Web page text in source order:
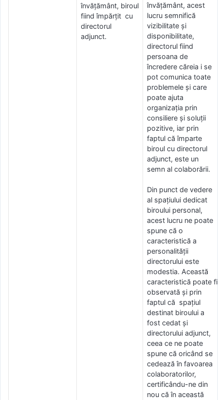
învățământ, biroul
fiind împărțit cu
directorul
adjunct.
învățământ, acest
lucru semnifică
vizibilitate și
disponibilitate,
directorul fiind
persoana de
încredere căreia i se
pot comunica toate
problemele și care
poate ajuta
organizația prin
consiliere și soluții
pozitive, iar prin
faptul că împarte
biroul cu directorul
adjunct, este un
semn al colaborării.
Din punct de vedere
al spațiului dedicat
biroului personal,
acest lucru ne poate
spune că o
caracteristică a
personalității
directorului este
modestia. Această
caracteristică poate fi
observată și prin
faptul că spațiul
destinat biroului a
fost cedat şi
directorului adjunct,
ceea ce ne poate
spune că oricând se
cedează în favoarea
colaboratorilor,
certificându-ne din
nou că în această